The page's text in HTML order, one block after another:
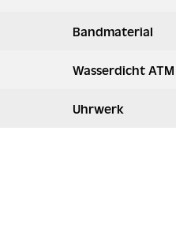
Bandmaterial
Wasserdicht ATM
Uhrwerk